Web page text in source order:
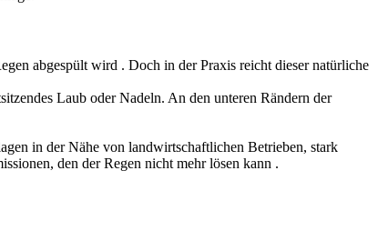
abgespült wird . Doch in der Praxis reicht dieser natürliche
Laub oder Nadeln. An den unteren Rändern der
in der Nähe von landwirtschaftlichen Betrieben, stark
den der Regen nicht mehr lösen kann .